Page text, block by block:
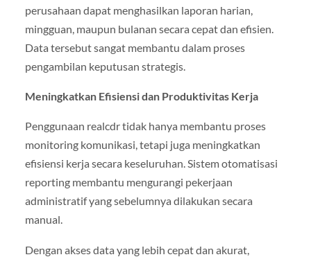
perusahaan dapat menghasilkan laporan harian,
mingguan, maupun bulanan secara cepat dan efisien.
Data tersebut sangat membantu dalam proses
pengambilan keputusan strategis.
Meningkatkan Efisiensi dan Produktivitas Kerja
Penggunaan realcdr tidak hanya membantu proses
monitoring komunikasi, tetapi juga meningkatkan
efisiensi kerja secara keseluruhan. Sistem otomatisasi
reporting membantu mengurangi pekerjaan
administratif yang sebelumnya dilakukan secara
manual.
Dengan akses data yang lebih cepat dan akurat,